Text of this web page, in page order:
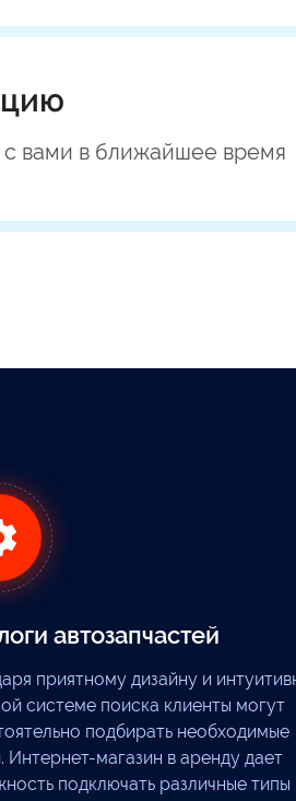
вами в ближайшее время
автозапчастей
приятному дизайну и
системе поиска клиенты могут
подбирать необходимые
Интернет-магазин в аренду дает
подключать различные типы